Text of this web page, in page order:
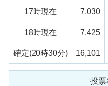
17時現在 7,030
18時現在 7,425
確定(20時30分) 16,101
投票